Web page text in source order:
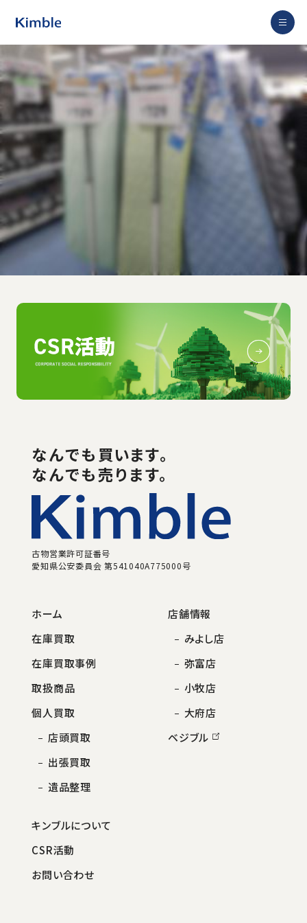
なんでも 買います。
なんでも売ります。
古物営業許可証番号
愛知県公安委員会 第541040A775000号
ホーム
在庫買取
在庫買取事例
取扱商品
個人買取
店頭買取
出張買取
遺品整理
店舗情報
みよし店
弥富店
小牧店
大府店
ベジブル
キンブルについて
CSR活動
お問い合わせ